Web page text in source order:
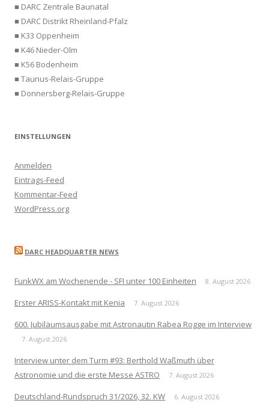
■ DARC Zentrale Baunatal
■ DARC Distrikt Rheinland-Pfalz
■ K33 Oppenheim
■ K46 Nieder-Olm
■ K56 Bodenheim
■ Taunus-Relais-Gruppe
■ Donnersberg-Relais-Gruppe
EINSTELLUNGEN
Anmelden
Eintrags-Feed
Kommentar-Feed
WordPress.org
DARC HEADQUARTER NEWS
FunkWX am Wochenende - SFI unter 100 Einheiten 8. August 2026
Erster ARISS-Kontakt mit Kenia 7. August 2026
600. Jubiläumsausgabe mit Astronautin Rabea Rogge im Interview
7. August 2026
Interview unter dem Turm #93: Berthold Waßmuth über
Astronomie und die erste Messe ASTRO
7. August 2026
Deutschland-Rundspruch 31/2026, 32. KW 6. August 2026